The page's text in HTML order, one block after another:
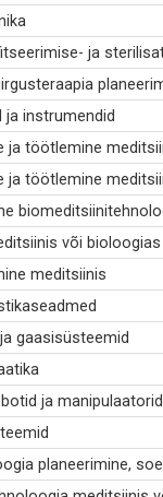
ja
ja instrumendid
ja töötlemine
ja töötlemine
või bioloogias
meditsiinis
gaasisüsteemid
ja manipulaatorid
planeerimine,